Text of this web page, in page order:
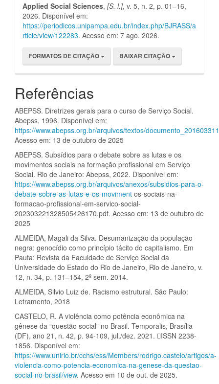
Applied Social Sciences, [S. l.], v. 5, n. 2, p. 01–16,
2026. Disponível em:
https://periodicos.unipampa.edu.br/index.php/BJRASS/a
rticle/view/122283. Acesso em: 7 ago. 2026.
FORMATOS DE CITAÇÃO BAIXAR CITAÇÃO
Referências
ABEPSS. Diretrizes gerais para o curso de Serviço Social.
Abepss, 1996. Disponível em:
https://www.abepss.org.br/arquivos/textos/
Acesso em: 13 de outubro de 2025
ABEPSS. Subsídios para o debate sobre as lutas e os
movimentos sociais na formação profissional em Serviço
Social. Rio de Janeiro: Abepss, 2022. Disponível em:
https://www.abepss.org.br/arquivos/anexos/subsidios-para-o-
debate-sobre-as-lutas-e-os-moviment os-sociais-na-
formacao-profissional-em-servico-social-
202303221328505426170.pdf. Acesso em: 13 de outubro de
2025
ALMEIDA, Magali da Silva. Desumanização da população
negra: genocídio como princípio tácito do capitalismo. Em
Pauta: Revista da Faculdade de Serviço Social da
Universidade do Estado do Rio de Janeiro, Rio de Janeiro, v.
12, n. 34, p. 131–154, 2º sem. 2014.
ALMEIDA, Silvio Luiz de. Racismo estrutural. São Paulo:
Letramento, 2018
CASTELO, R. A violência como potência econômica na
gênese da “questão social” no Brasil. Temporalis, Brasília
(DF), ano 21, n. 42, p. 94-109, jul./dez. 2021. ISSN 2238-
1856. Disponível em:
https://www.unirio.br/cchs/ess/Members/rodrigo.castelo/artigos/a-
violencia-como-potencia-economica-na-genese-da-questao-
social-no-brasil/view. Acesso em 10 de out. de 2025.